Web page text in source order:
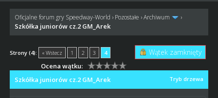
Oficjalne forum gry Speedway-World › Pozostałe ›Archiwum ›
Szkółka juniorów cz.2 GM_Arek
Strony (4): « Wstecz 1 2 3 4 Wątek zamknięty
Ocena wątku:
Tryb drzewa
Szkółka juniorów cz.2 GM_Arek